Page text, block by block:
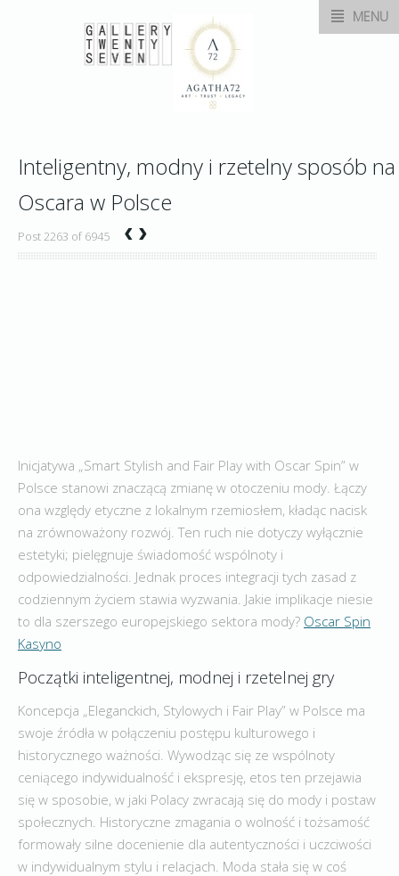
MENU
Inteligentny, modny i rzetelny sposób na
Oscara w Polsce
Post 2263 of 6945 ‹›
Inicjatywa „Smart Stylish and Fair Play with Oscar Spin” w
Polsce stanowi znaczącą zmianę w otoczeniu mody. Łączy
ona względy etyczne z lokalnym rzemiosłem, kładąc nacisk
na zrównoważony rozwój. Ten ruch nie dotyczy wyłącznie
estetyki; pielęgnuje świadomość wspólnoty i
odpowiedzialności. Jednak proces integracji tych zasad z
codziennym życiem stawia wyzwania. Jakie implikacje niesie
to dla szerszego europejskiego sektora mody? Oscar Spin
Kasyno
Początki inteligentnej, modnej i rzetelnej gry
Koncepcja „Eleganckich, Stylowych i Fair Play” w Polsce ma
swoje źródła w połączeniu postępu kulturowego i
historycznego ważności. Wywodząc się ze wspólnoty
ceniącego indywidualność i ekspresję, etos ten przejawia
się w sposobie, w jaki Polacy zwracają się do mody i postaw
społecznych. Historyczne zmagania o wolność i tożsamość
formowały silne docenienie dla autentyczności i uczciwości
w indywidualnym stylu i relacjach. Moda stała się w coś